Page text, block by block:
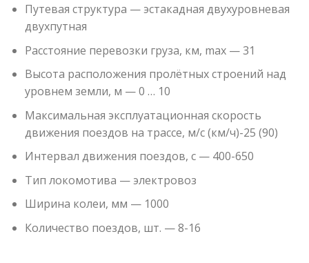
Путевая структура — эстакадная двухуровневая
двухпутная
Расстояние перевозки груза, км, max — 31
Высота расположения пролётных строений над
уровнем земли, м — 0 … 10
Максимальная эксплуатационная скорость
движения поездов на трассе, м/с (км/ч)-25 (90)
Интервал движения поездов, с — 400-650
Тип локомотива — электровоз
Ширина колеи, мм — 1000
Количество поездов, шт. — 8-16